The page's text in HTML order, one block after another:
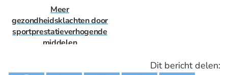
Meer
gezondheidsklachten door
sportprestatieverhogende
middelen
Dit bericht delen: